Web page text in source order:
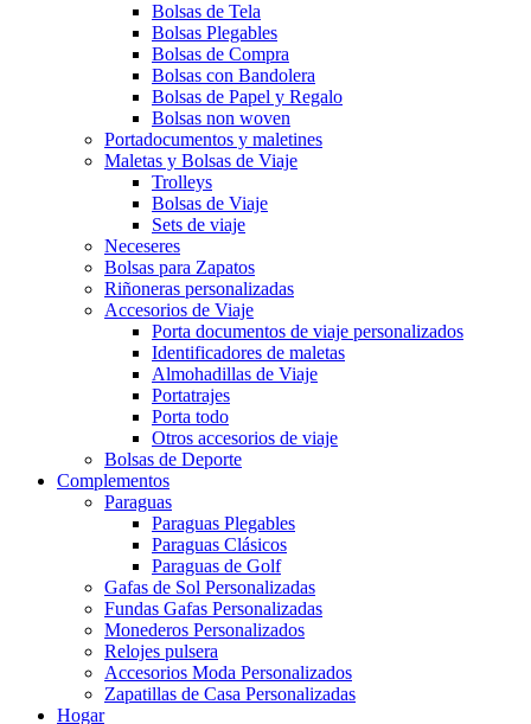
Bolsas de Tela
Bolsas Plegables
Bolsas de Compra
Bolsas con Bandolera
Bolsas de Papel y Regalo
Bolsas non woven
Portadocumentos y maletines
Maletas y Bolsas de Viaje
Trolleys
Bolsas de Viaje
Sets de viaje
Neceseres
Bolsas para Zapatos
Riñoneras personalizadas
Accesorios de Viaje
Porta documentos de viaje personalizados
Identificadores de maletas
Almohadillas de Viaje
Portatrajes
Porta todo
Otros accesorios de viaje
Bolsas de Deporte
Complementos
Paraguas
Paraguas Plegables
Paraguas Clásicos
Paraguas de Golf
Gafas de Sol Personalizadas
Fundas Gafas Personalizadas
Monederos Personalizados
Relojes pulsera
Accesorios Moda Personalizados
Zapatillas de Casa Personalizadas
Hogar